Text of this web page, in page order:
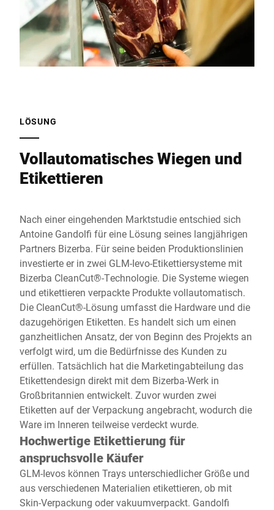
LÖSUNG
Vollautomatisches Wiegen und
Etikettieren
Nach einer eingehenden Marktstudie entschied sich
Antoine Gandolfi für eine Lösung seines langjährigen
Partners Bizerba. Für seine beiden Produktionslinien
investierte er in zwei GLM-Ievo-Etikettiersysteme mit
Bizerba CleanCut®-Technologie. Die Systeme wiegen
und etikettieren verpackte Produkte vollautomatisch.
Die CleanCut®-Lösung umfasst die Hardware und die
dazugehörigen Etiketten. Es handelt sich um einen
ganzheitlichen Ansatz, der von Beginn des Projekts an
verfolgt wird, um die Bedürfnisse des Kunden zu
erfüllen. Tatsächlich hat die Marketingabteilung das
Etikettendesign direkt mit dem Bizerba-Werk in
Großbritannien entwickelt. Zuvor wurden zwei
Etiketten auf der Verpackung angebracht, wodurch die
Ware im Inneren teilweise verdeckt wurde.
Hochwertige Etikettierung für
anspruchsvolle Käufer
GLM-Ievos können Trays unterschiedlicher Größe und
aus verschiedenen Materialien etikettieren, ob mit
Skin-Verpackung oder vakuumverpackt. Gandolfi